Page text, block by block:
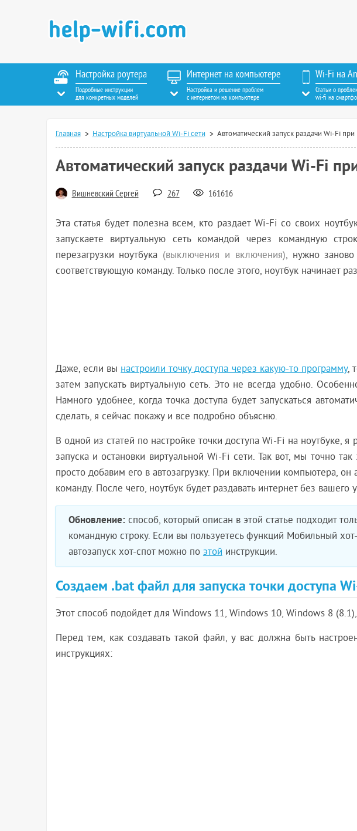
Настройка роутера
Подробные инструкции
для конкретных моделей
Интернет на компьютере
Настройка и решение проблем
с интернетом на компьютере
Wi-Fi на
Статьи о
wi-fi на
Главная Настройка виртуальной Wi-Fi сети Автоматический запуск раздачи Wi-Fi
Автоматический запуск раздачи Wi-Fi
Вишневский Сергей 267 161616
Эта статья будет полезна всем, кто раздает Wi-Fi со своих
запускаете виртуальную сеть командой через командную
перезагрузки ноутбука (выключения и включения), нужно
соответствующую команду. Только после этого, ноутбук начинает
Даже, если вынастроили точку доступа через какую-то программу,
затем запускать виртуальную сеть. Это не всегда удобно.
Намного удобнее, когда точка доступа будет запускаться
сделать, я сейчас покажу и все подробно объясню.
В одной из статей по настройке точки доступа Wi-Fi на ноутбуке,
запуска и остановки виртуальной Wi-Fi сети. Так вот, мы точно
просто добавим его в автозагрузку. При включении компьютера, он
команду. После чего, ноутбук будет раздавать интернет без вашего
Обновление:способ, который описан в этой статье подходит
командную строку. Если вы пользуетесь функций Мобильный
автозапуск хот-спот можно по этойинструкции.
Создаем .bat файл для запуска точки доступа
Этот способ подойдет для Windows 11, Windows 10, Windows 8
Перед тем, как создавать такой файл, у вас должна быть
инструкциях: